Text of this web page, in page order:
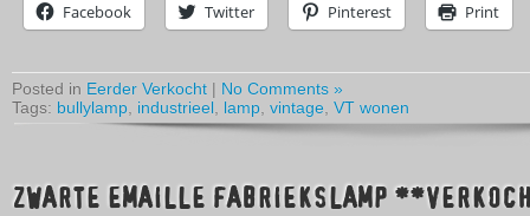
Facebook Twitter Pinterest Print
Posted in Eerder Verkocht | No Comments »
Tags: bullylamp industrieel lamp vintage VT wonen
ZWARTE EMAILLE FABRIEKSLAMP